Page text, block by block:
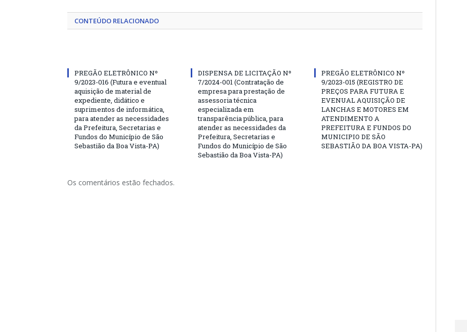
CONTEÚDO RELACIONADO
PREGÃO ELETRÔNICO Nº
9/2023-016 (Futura e eventual
aquisição de material de
expediente, didático e
suprimentos de informática,
para atender as necessidades
da Prefeitura, Secretarias e
Fundos do Município de São
Sebastião da Boa Vista-PA)
DISPENSA DE LICITAÇÃO Nº
7/2024-001 (Contratação de
empresa para prestação de
assessoria técnica
especializada em
transparência pública, para
atender as necessidades da
Prefeitura, Secretarias e
Fundos do Município de São
Sebastião da Boa Vista-PA)
PREGÃO ELETRÔNICO Nº
9/2023-015 (REGISTRO DE
PREÇOS PARA FUTURA E
EVENUAL AQUISIÇÃO DE
LANCHAS E MOTORES EM
ATENDIMENTO A
PREFEITURA E FUNDOS DO
MUNICIPIO DE SÃO
SEBASTIÃO DA BOA VISTA-PA)
Os comentários estão fechados.